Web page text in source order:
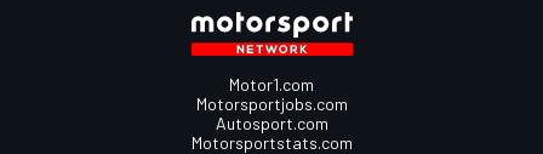
Motor1.com
Motorsportjobs.com
Autosport.com
Motorsportstats.com